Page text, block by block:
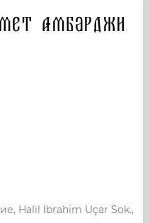
Амбарджи
Halil İbrahim Uçar Sok.,